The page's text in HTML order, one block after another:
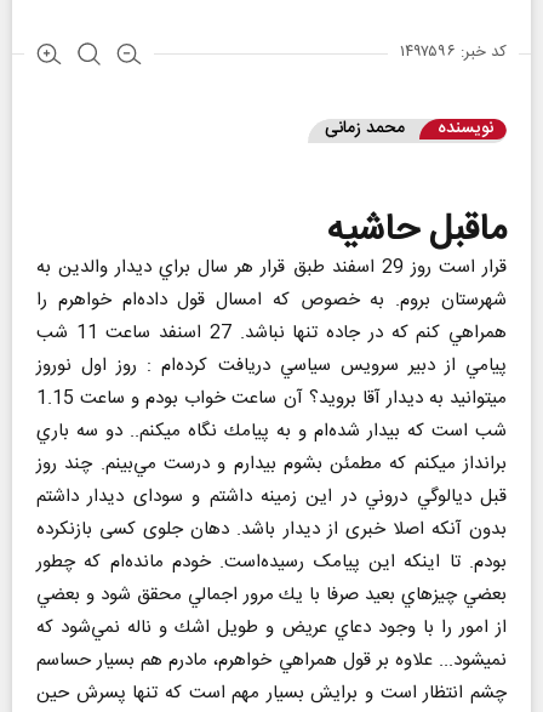
کد خبر: ۱۴۹۷۵۹۶
نویسنده محمد زماني
ماقبل حاشيه
قرار است روز 29 اسفند طبق قرار هر سال براي ديدار والدین به
شهرستان بروم. به خصوص كه امسال قول داده‌ام خواهرم را
همراهي كنم كه در جاده تنها نباشد. 27 اسنفد ساعت 11 شب
پيامي از دبير سرويس سياسي دريافت كرده‌ام : روز اول نوروز
ميتوانيد به ديدار آقا برويد؟ آن ساعت خواب بودم و ساعت 1.15
شب است كه بيدار شده‌ام و به پيامك نگاه ميكنم.. دو سه باري
برانداز ميكنم كه مطمئن بشوم بيدارم و درست مي‌بينم. چند روز
قبل ديالوگي دروني در اين زمينه داشتم و سودای دیدار داشتم
بدون آنکه اصلا خبری از دیدار باشد. دهان جلوی کسی بازنکرده
بودم. تا اینکه این پیامک رسیده‌است. خودم مانده‌ام كه چطور
بعضي چيزهاي بعيد صرفا با يك مرور اجمالي محقق شود و بعضي
از امور را با وجود دعاي عريض و طويل اشك و ناله نمي‌شود كه
نميشود... علاوه بر قول همراهي خواهرم، مادرم هم بسيار حساسم
چشم انتظار است و برايش بسيار مهم است كه تنها پسرش حين